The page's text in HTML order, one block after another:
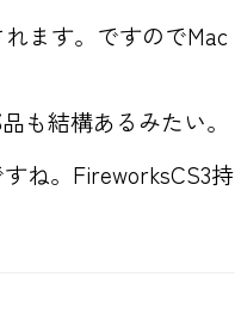
ます。ですのでMac
も結構あるみたい。
ね。FireworksCS3持